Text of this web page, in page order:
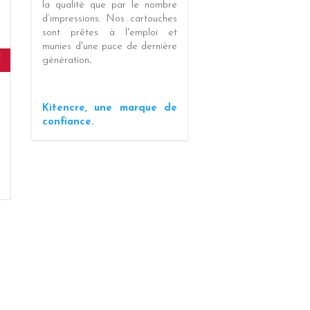
la qualité que par le nombre
d’impressions. Nos cartouches
sont prêtes à l'emploi et
munies d'une puce de dernière
génération.
Kitencre, une marque de
confiance.